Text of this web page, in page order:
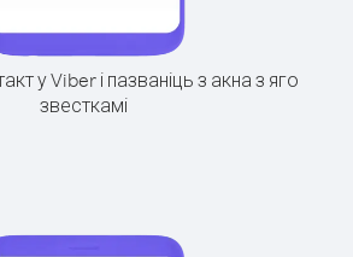
у Viber і пазваніць з акна з яго
звесткамі